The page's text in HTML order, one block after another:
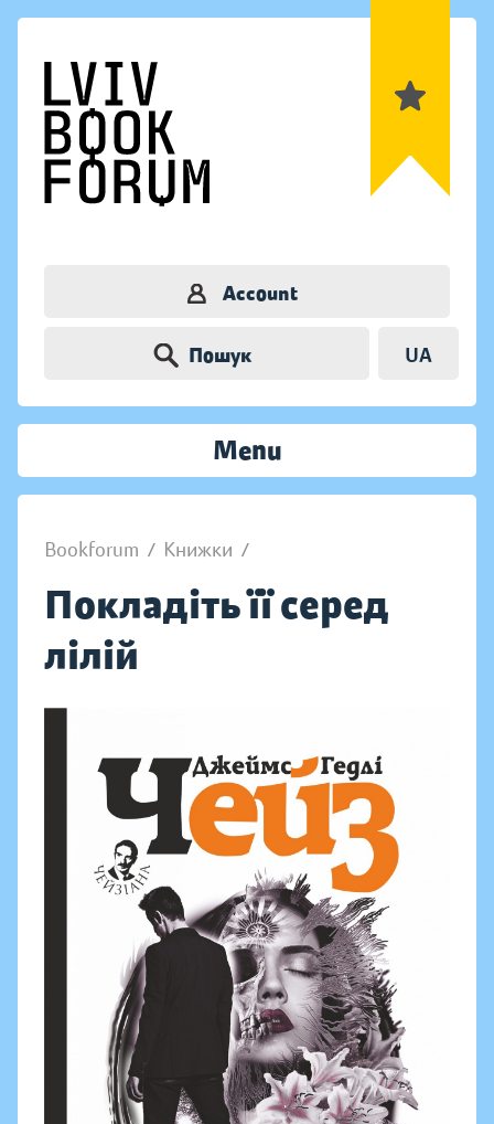
Account
Пошук UA
Menu
Bookforum / Книжки /
Покладіть її серед
лілій